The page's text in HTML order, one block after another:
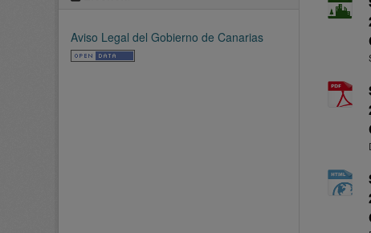
Aviso Legal del Gobierno de Canarias